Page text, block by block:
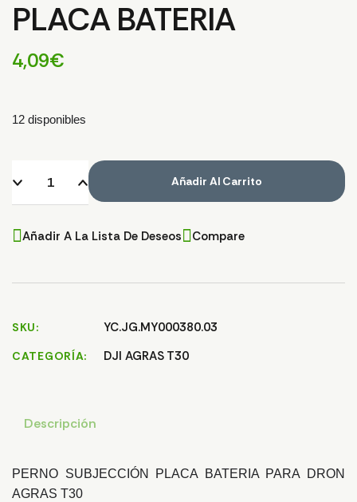
PLACA BATERIA
4,09€
12 disponibles
Añadir Al Carrito
Compare
Añadir A La Lista De Deseos
SKU YC.JG.MY000380.03
CATEGORÍA DJI AGRAS T30
Descripción
PERNO SUBJECCIÓN PLACA BATERIA PARA DRON
AGRAS T30